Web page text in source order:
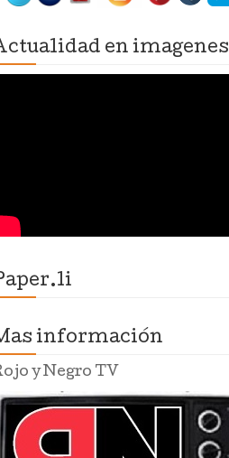
en imagenes
información
y Negro TV